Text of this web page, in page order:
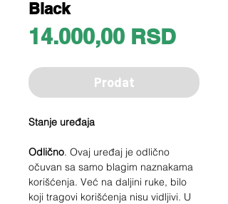
Black
14.000,00 RSDPrice
Prodat
Stanje uređaja
Odlično. Ovaj uređaj je odlično
očuvan sa samo blagim naznakama
korišćenja. Već na daljini ruke, bilo
koji tragovi korišćenja nisu vidljivi. U